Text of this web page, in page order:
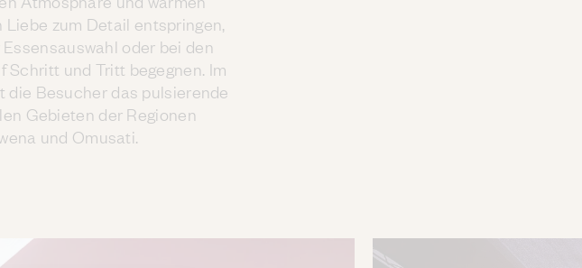
zum Detail entspringen,
oder bei den
Schritt und Tritt begegnen. Im
die Besucher das pulsierende
Gebieten der Regionen
und Omusati.